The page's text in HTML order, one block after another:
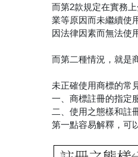
而第2款規定在實務
業等原因而未繼續使
因法律因素而無法使
而第二種情況，就是
未正確使用商標的常
一、商標註冊的指定
二、使用之態樣和註
第一點容易解釋，可